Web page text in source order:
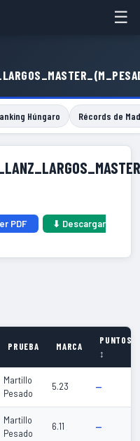
☰
Húngaro Récords de
PDF
⬇ Descargar
PRUEBA MARCA
PUNTOS
↕
Martillo
Pesado
5.23 —
Martillo
Pesado
6.11 —